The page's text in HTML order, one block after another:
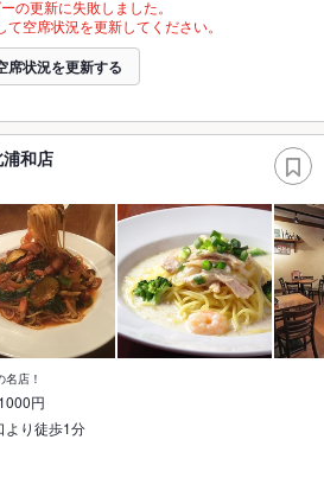
の更新に失敗しました。
空席状況を更新してください。
席状況を更新する
和店
店！
円
より徒歩1分